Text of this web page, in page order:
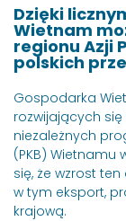
Uwagi
Dzięki
Wietnam
regionu Azji
polskich
Gospodarka
rozwijających się
niezależnych
(PKB) Wietnamu
się, że wzrost
w tym eksport,
krajową.